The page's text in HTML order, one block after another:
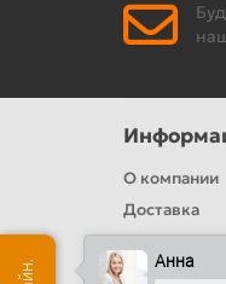
О компании
Доставка
Политика
Условия
Анна